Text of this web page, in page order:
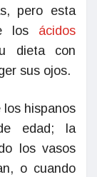
pero esta
los ácidos
dieta con
sus ojos.
hispanos
edad; la
los vasos
o cuando